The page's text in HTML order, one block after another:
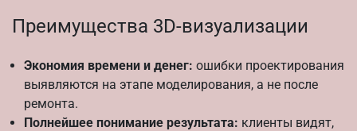
Преимущества 3D-визуализации
Экономия времени и денег: ошибки проектирования
выявляются на этапе моделирования, а не после
ремонта.
Полнейшее понимание результата: клиенты видят,